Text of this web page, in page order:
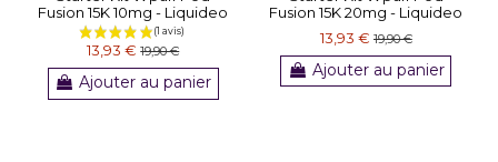
Fusion 15K 10mg - Liquideo
13,93 €19,90 €
Ajouter au panier
Fusion 15K 20mg - Liquideo
13,93 € 19,90 €
Ajouter au panier